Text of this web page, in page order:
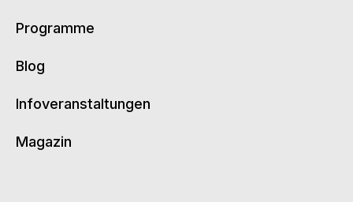
Programme
Blog
Infoveranstaltungen
Magazin